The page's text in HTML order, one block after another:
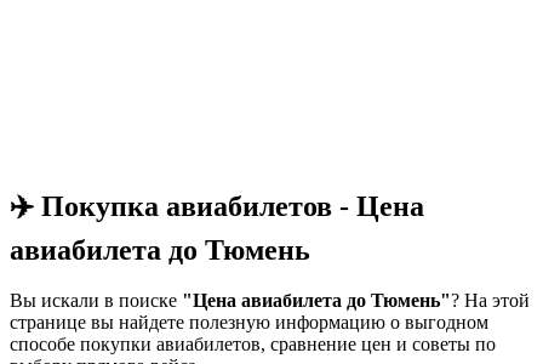
✈️ Покупка авиабилетов - Цена
авиабилета до Тюмень
Вы искали в поиске "Цена авиабилета до Тюмень"? На этой
странице вы найдете полезную информацию о выгодном
способе покупки авиабилетов, сравнение цен и советы по